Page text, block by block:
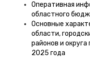
Оперативная
областного
Основные
области,
районов и
2025 года